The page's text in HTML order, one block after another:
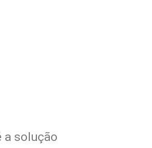
a solução